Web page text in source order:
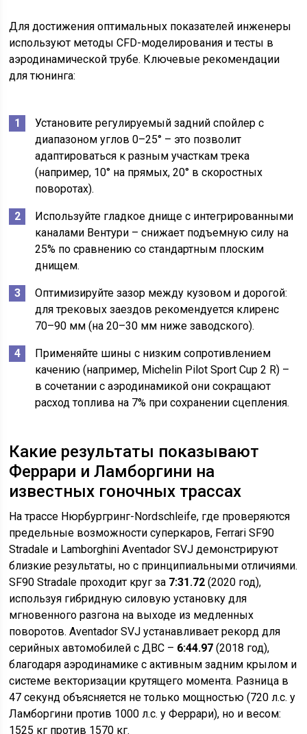
Для достижения оптимальных показателей инженеры
используют методы CFD-моделирования и тесты в
аэродинамической трубе. Ключевые рекомендации
для тюнинга:
Установите регулируемый задний спойлер с
диапазоном углов 0–25° – это позволит
адаптироваться к разным участкам трека
(например, 10° на прямых, 20° в скоростных
поворотах).
Используйте гладкое днище с интегрированными
каналами Вентури – снижает подъемную силу на
25% по сравнению со стандартным плоским
днищем.
Оптимизируйте зазор между кузовом и дорогой:
для трековых заездов рекомендуется клиренс
70–90 мм (на 20–30 мм ниже заводского).
Применяйте шины с низким сопротивлением
качению (например, Michelin Pilot Sport Cup 2 R) –
в сочетании с аэродинамикой они сокращают
расход топлива на 7% при сохранении сцепления.
Какие результаты показывают
Феррари и Ламборгини на
известных гоночных трассах
На трассе Нюрбургринг-Nordschleife, где проверяются
предельные возможности суперкаров, Ferrari SF90
Stradale и Lamborghini Aventador SVJ демонстрируют
близкие результаты, но с принципиальными отличиями.
SF90 Stradale проходит круг за 7:31.72 (2020 год),
используя гибридную силовую установку для
мгновенного разгона на выходе из медленных
поворотов. Aventador SVJ устанавливает рекорд для
серийных автомобилей с ДВС – 6:44.97 (2018 год),
благодаря аэродинамике с активным задним крылом и
системе векторизации крутящего момента. Разница в
47 секунд объясняется не только мощностью (720 л.с. у
Ламборгини против 1000 л.с. у Феррари), но и весом:
1525 кг против 1570 кг.